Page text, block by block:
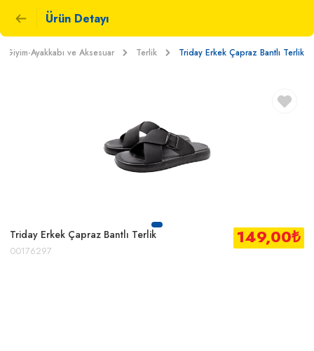
Ürün Detayı
Giyim-Ayakkabı ve Aksesuar Terlik Triday Erkek Çapraz Bantlı Terlik
Triday Erkek Çapraz Bantlı Terlik
00176297
149,00₺